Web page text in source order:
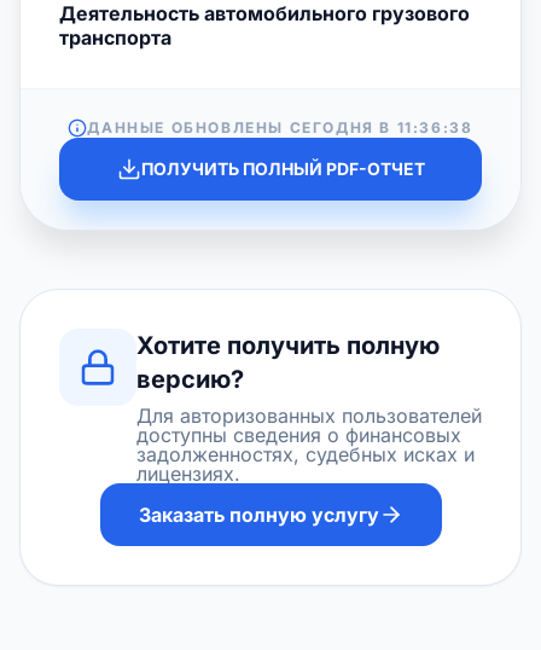
Деятельность автомобильного грузового
транспорта
ДАННЫЕ ОБНОВЛЕНЫ СЕГОДНЯ В 11:36:38
ПОЛУЧИТЬ ПОЛНЫЙ PDF-ОТЧЕТ
Хотите получить полную
версию?
Для авторизованных пользователей
доступны сведения о финансовых
задолженностях, судебных исках и
лицензиях.
Заказать полную услугу